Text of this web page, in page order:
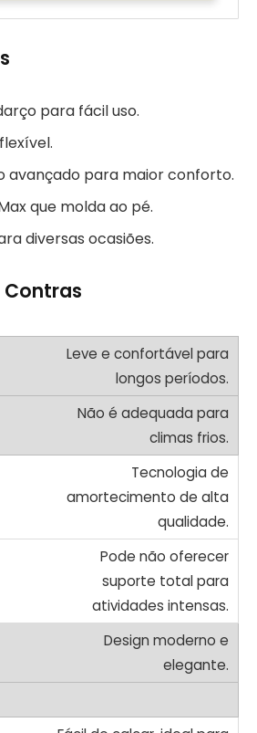
para fácil uso.
avançado para maior conforto.
que molda ao pé.
diversas ocasiões.
Contras
Leve e confortável para
longos períodos.
Não é adequada para
climas frios.
Tecnologia de
amortecimento de alta
qualidade.
Pode não oferecer
suporte total para
atividades intensas.
Design moderno e
elegante.